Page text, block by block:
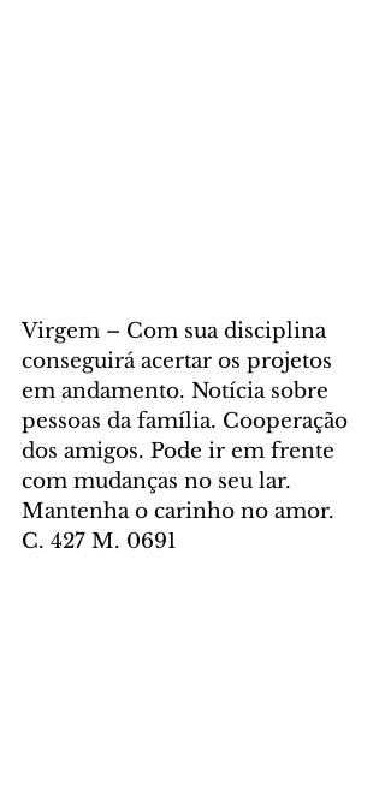
Virgem – Com sua disciplina
conseguirá acertar os projetos
em andamento. Notícia sobre
pessoas da família. Cooperação
dos amigos. Pode ir em frente
com mudanças no seu lar.
Mantenha o carinho no amor.
C. 427 M. 0691